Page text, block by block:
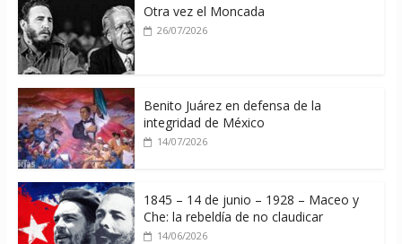
Otra vez el Moncada
26/07/2026
Benito Juárez en defensa de la
integridad de México
14/07/2026
1845 – 14 de junio – 1928 – Maceo y
Che: la rebeldía de no claudicar
14/06/2026